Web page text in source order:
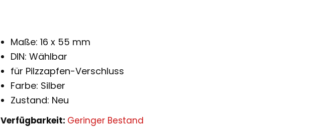
Maße: 16 x 55 mm
DIN: Wählbar
für Pilzzapfen-Verschluss
Farbe: Silber
Zustand: Neu
Verfügbarkeit: Geringer Bestand